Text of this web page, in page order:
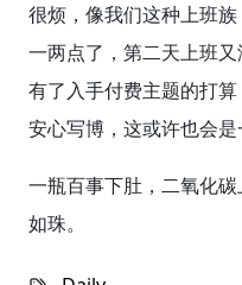
很烦，像我们这种上班
一两点了，第二天上班
有了入手付费主题的打
安心写博，这或许也会是
一瓶百事下肚，二氧化
如珠。